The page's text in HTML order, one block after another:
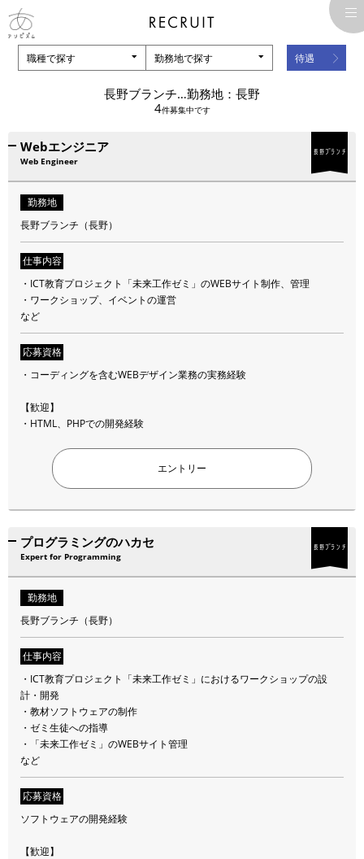
職種で探す 勤務地で探す 待遇
長野ブランチ…勤務地：長野
4件募集中です
Webエンジニア
Web Engineer
勤務地
長野ブランチ（長野）
仕事内容
・ICT教育プロジェクト「未来工作ゼミ」のWEBサイト制作、管理
・ワークショップ、イベントの運営
など
応募資格
・コーディングを含むWEBデザイン業務の実務経験
【歓迎】
・HTML、PHPでの開発経験
エントリー
プログラミングのハカセ
Expert for Programming
勤務地
長野ブランチ（長野）
仕事内容
・ICT教育プロジェクト「未来工作ゼミ」におけるワークショップの設
計・開発
・教材ソフトウェアの制作
・ゼミ生徒への指導
・「未来工作ゼミ」のWEBサイト管理
など
応募資格
ソフトウェアの開発経験
【歓迎】
雇用形態
正社員 / 契約社員【正社員登用の実績多数】
正社員・契約社員ともに試用期間3ヶ月
東京都千代田区
長野県長野市
JR「長野駅 善光寺口」から「善光寺行き」のバスに乗車。
バス停「信大教育学部前」「善光寺大門」から、徒歩3～5分。
※長野駅からの所要時間目安
30分（徒歩）／15～20分（バス＋徒歩）／5～10分（タクシー）
所在地詳細はこちらからご確認ください。
勤務時間
裁量労働制（出社時刻例11:00）
年俸制（前職給与、経験、能力を考慮いたします）
昇給査定年1回
インセンティブ報酬（部門・業績・評価による）
社会保険完備
交通費一部支給/月額3万円まで
ご近所手当（会社の近くに住むと住宅補助が出る制度。正社員登用時）
技術書購入補助費
クラブ活動補助費
マイカー通勤（長野ブランチ・応相談）